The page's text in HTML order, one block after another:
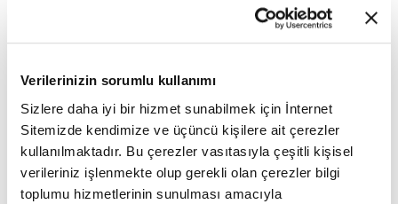
Verilerinizin sorumlu kullanımı
Sizlere daha iyi bir hizmet sunabilmek için İnternet
Sitemizde kendimize ve üçüncü kişilere ait çerezler
kullanılmaktadır. Bu çerezler vasıtasıyla çeşitli kişisel
verileriniz işlenmekte olup gerekli olan çerezler bilgi
toplumu hizmetlerinin sunulması amacıyla
böyle davrandığın için Allah'tan korkmuyor
musun?"dedi. "Onu bu hale sokan sensin" diye
sen kurtar." Ebû Bekir (r.a.) ona "Tabiî
kurtaracağım" diye cevap verdi."Bundan daha
güçlü ve iri genç bir siyah kölem var, hem de
senin dininden. Onu Bilâl'e karşılık sana
vereyim."Ümeyye buna razı olunca Peygamber